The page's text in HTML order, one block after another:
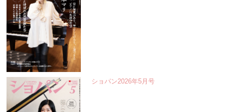
ショパン2026年5月号